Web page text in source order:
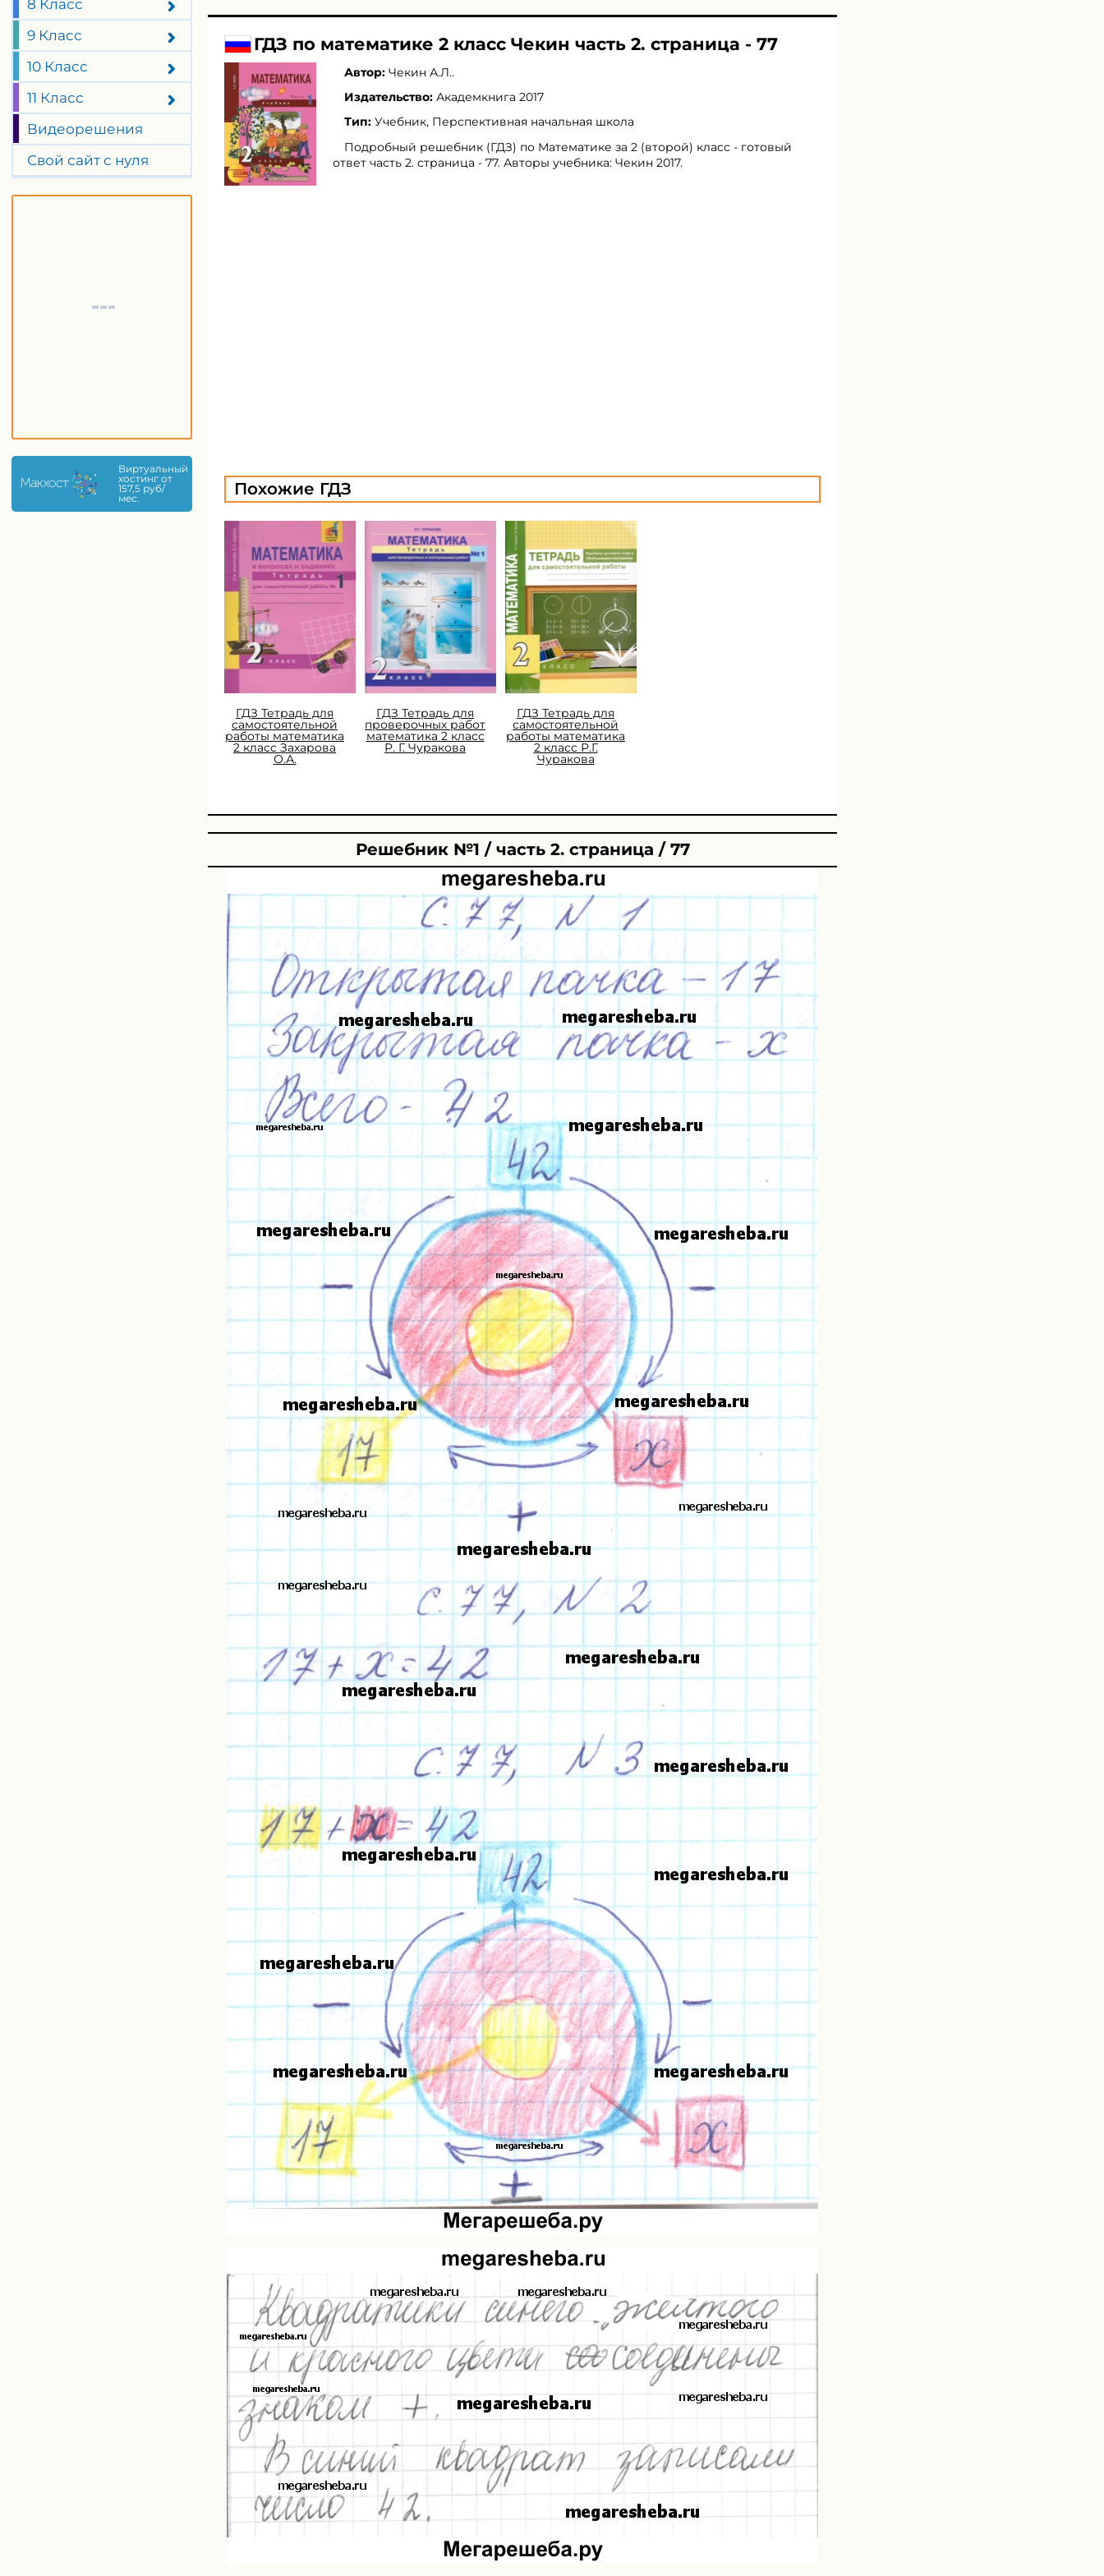
8 Класс
9 Класс
10 Класс
11 Класс
Видеорешения
Свой сайт с нуля
Виртуальный
хостинг от
157,5 руб/
мес.
ГДЗ по математике 2 класс Чекин часть 2. страница - 77
Автор: Чекин А.Л..
Издательство: Академкнига 2017
Тип: Учебник, Перспективная начальная школа
Подробный решебник (ГДЗ) по Математике за 2 (второй) класс - готовый
ответ часть 2. страница - 77. Авторы учебника: Чекин 2017.
Похожие ГДЗ
ГДЗ Тетрадь для
самостоятельной
работы математика
2 класс Захарова
О.А.
ГДЗ Тетрадь для
проверочных работ
математика 2 класс
Р. Г. Чуракова
ГДЗ Тетрадь для
самостоятельной
работы математика
2 класс Р.Г.
Чуракова
Решебник №1 / часть 2. страница / 77